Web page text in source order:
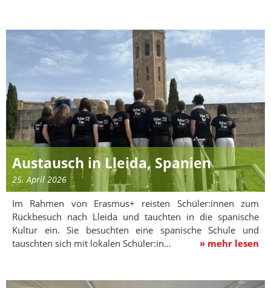
Austausch in Lleida, Spanien
25. April 2026
Im Rahmen von Erasmus+ reisten Schüler:innen zum
Rückbesuch nach Lleida und tauchten in die spanische
Kultur ein. Sie besuchten eine spanische Schule und
tauschten sich mit lokalen Schüler:in…
» mehr lesen